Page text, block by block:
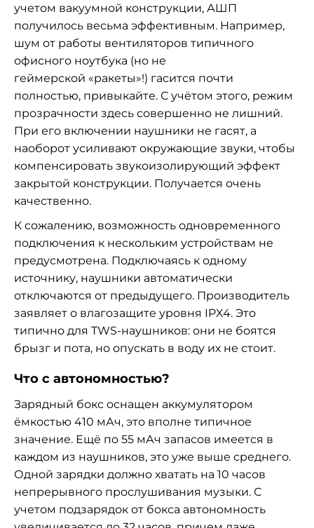
учетом вакуумной конструкции, АШП
получилось весьма эффективным. Например,
шум от работы вентиляторов типичного
офисного ноутбука (но не
геймерской «ракеты»!) гасится почти
полностью, привыкайте. С учётом этого, режим
прозрачности здесь совершенно не лишний.
При его включении наушники не гасят, а
наоборот усиливают окружающие звуки, чтобы
компенсировать звукоизолирующий эффект
закрытой конструкции. Получается очень
качественно.
К сожалению, возможность одновременного
подключения к нескольким устройствам не
предусмотрена. Подключаясь к одному
источнику, наушники автоматически
отключаются от предыдущего. Производитель
заявляет о влагозащите уровня IPX4. Это
типично для TWS-наушников: они не боятся
брызг и пота, но опускать в воду их не стоит.
Что с автономностью?
Зарядный бокс оснащен аккумулятором
ёмкостью 410 мАч, это вполне типичное
значение. Ещё по 55 мАч запасов имеется в
каждом из наушников, это уже выше среднего.
Одной зарядки должно хватать на 10 часов
непрерывного прослушивания музыки. С
учетом подзарядок от бокса автономность